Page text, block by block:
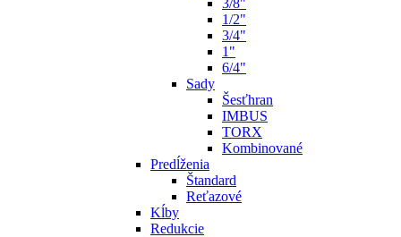
3/8"
1/2"
3/4"
1"
6/4"
Sady
Šesťhran
IMBUS
TORX
Kombinované
Predĺženia
Štandard
Reťazové
Kĺby
Redukcie